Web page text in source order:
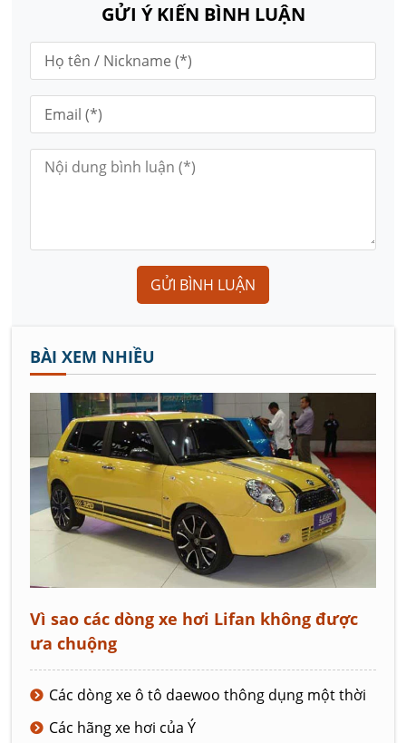
GỬI Ý KIẾN BÌNH LUẬN
GỬI BÌNH LUẬN
BÀI XEM NHIỀU
Vì sao các dòng xe hơi Lifan không được
ưa chuộng
Các dòng xe ô tô daewoo thông dụng một thời
Các hãng xe hơi của Ý